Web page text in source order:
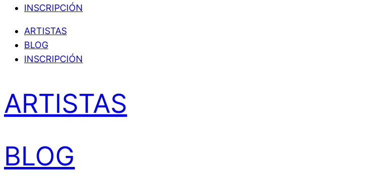
INSCRIPCIÓN
ARTISTAS
BLOG
INSCRIPCIÓN
ARTISTAS
BLOG